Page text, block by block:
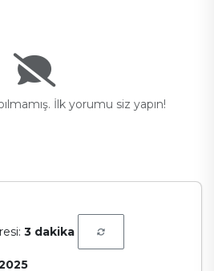
3 dakika
İlk yorumu siz yapın!